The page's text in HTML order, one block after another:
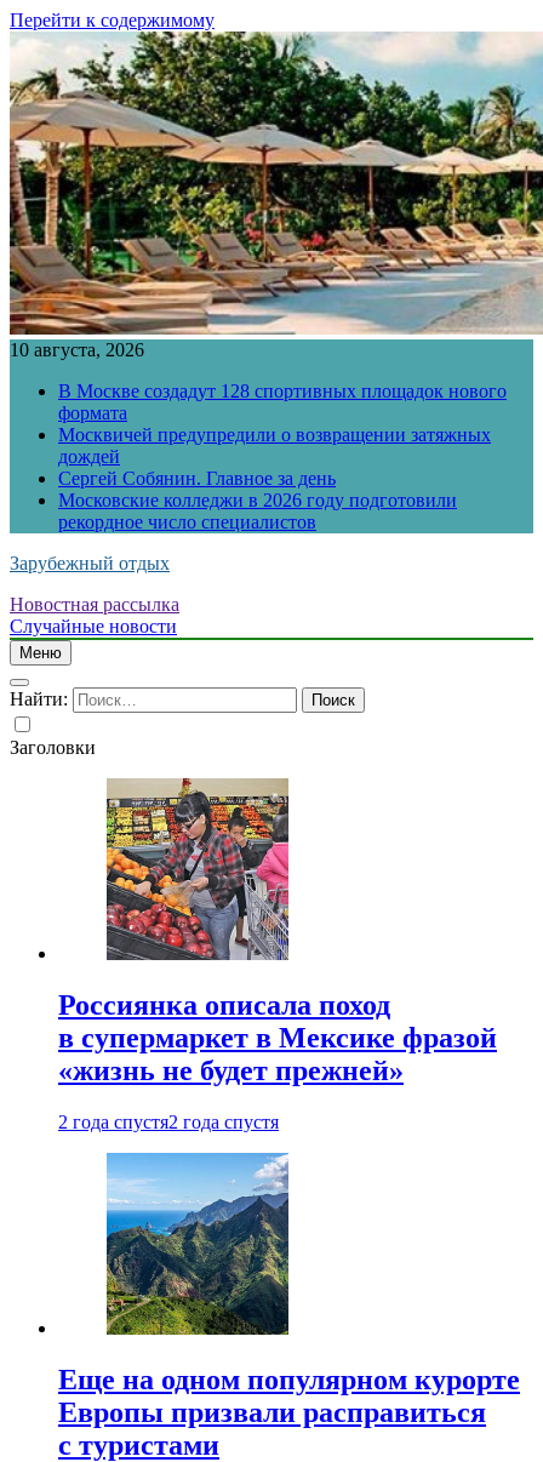
Перейти к содержимому
10 августа, 2026
В Москве создадут 128 спортивных площадок нового
формата
Москвичей предупредили о возвращении затяжных
дождей
Сергей Собянин. Главное за день
Московские колледжи в 2026 году подготовили
рекордное число специалистов
Зарубежный отдых
Новостная рассылка
Случайные новости
Меню
Найти:
Заголовки
Россиянка описала поход
в супермаркет в Мексике фразой
«жизнь не будет прежней»
2 года спустя2 года спустя
Еще на одном популярном курорте
Европы призвали расправиться
с туристами